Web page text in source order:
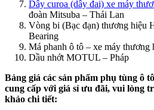
Dây curoa (dây đai) xe máy
đoàn Mitsuba – Thái Lan
Vòng bi (Bạc đạn) thương hiệu
Bearing
Má phanh ô tô – xe máy thương
Dầu nhớt MOTUL – Pháp
Bảng giá các sản phẩm phụ tùng ô
cung cấp với giá sỉ ưu đãi, vui lòng
khảo chi tiết: